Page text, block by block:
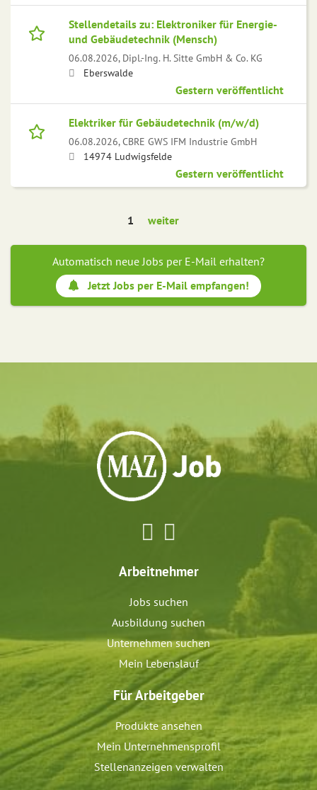
Stellendetails zu: Elektroniker für Energie-
und Gebäudetechnik (Mensch)
06.08.2026, Dipl.-Ing. H. Sitte GmbH & Co. KG
Eberswalde
Gestern veröffentlicht
Elektriker für Gebäudetechnik (m/w/d)
06.08.2026,CBRE GWS IFM Industrie GmbH
14974 Ludwigsfelde
Gestern veröffentlicht
1 weiter
Automatisch neue Jobs per E-Mail erhalten?
Jetzt Jobs per E-Mail empfangen!
Arbeitnehmer
Jobs suchen
Ausbildung suchen
Unternehmen suchen
Mein Lebenslauf
Für Arbeitgeber
Produkte ansehen
Mein Unternehmensprofil
Stellenanzeigen verwalten